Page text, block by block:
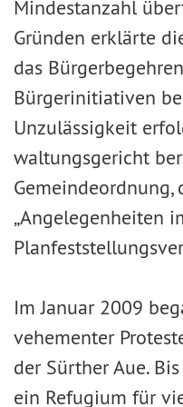
Mindestanzahl
Gründen erklärte
das
Bürgerinitiativen
Unzulässigkeit
waltungsgericht
„Angelegenheiten
Im Januar 2009
vehementer
der Sürther Aue.
ein Refugium für